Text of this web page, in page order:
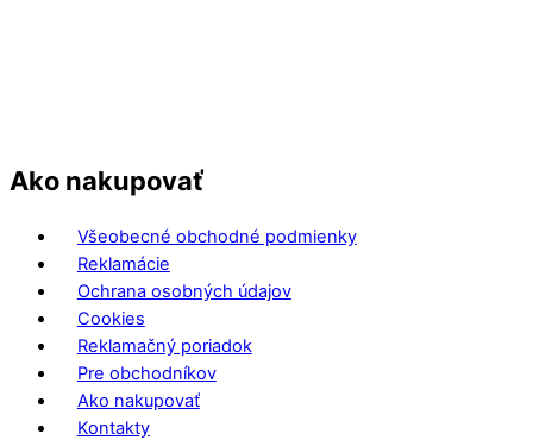
Ako nakupovať
Všeobecné obchodné podmienky
Reklamácie
Ochrana osobných údajov
Cookies
Reklamačný poriadok
Pre obchodníkov
Ako nakupovať
Kontakty